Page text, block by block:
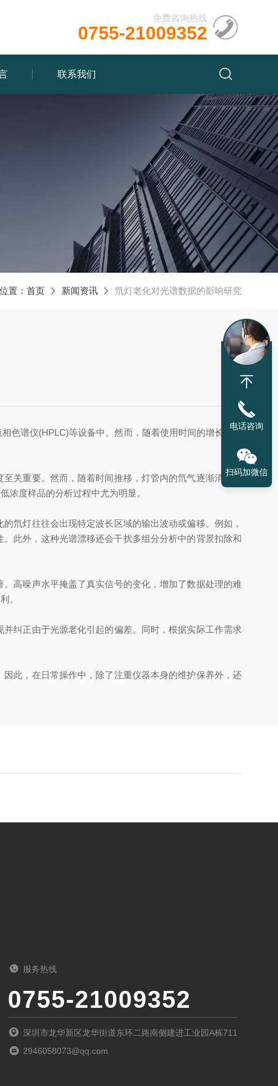
免费咨询热线
0755-21009352
联系我们
置： 首页 新闻资讯 氘灯老化对光谱数据的影响研究
谱仪(HPLC)等设备中。然而，随着使用时间的增长， 氘
关重要。然而，随着时间推移，灯管内的氘气逐渐消耗，
浓度样品的分析过程中尤为明显。
灯往往会出现特定波长区域的输出波动或偏移。例如，
此外，这种光谱漂移还会干扰多组分分析中的背景扣除和
高噪声水平掩盖了真实信号的变化，增加了数据处理的难
。
纠正由于光源老化引起的偏差。同时，根据实际工作需求
此，在日常操作中，除了注重仪器本身的维护保养外，还
服务热线
0755-21009352
深圳市龙华新区龙华街道东环二路南侧建进工业园A栋711
2946058073@qq.com
电话咨询
扫码加微信